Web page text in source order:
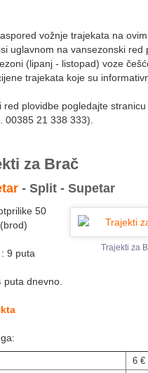
vožnje trajekata na ovim
uglavnom na vansezonski red
(lipanj - listopad) voze
trajekata koje su
red plovidbe pogledajte stranicu
00385 21 338 333).
za Brač
- Split - Supetar
Trajekti za
50
9 puta
puta dnevno.
6 €